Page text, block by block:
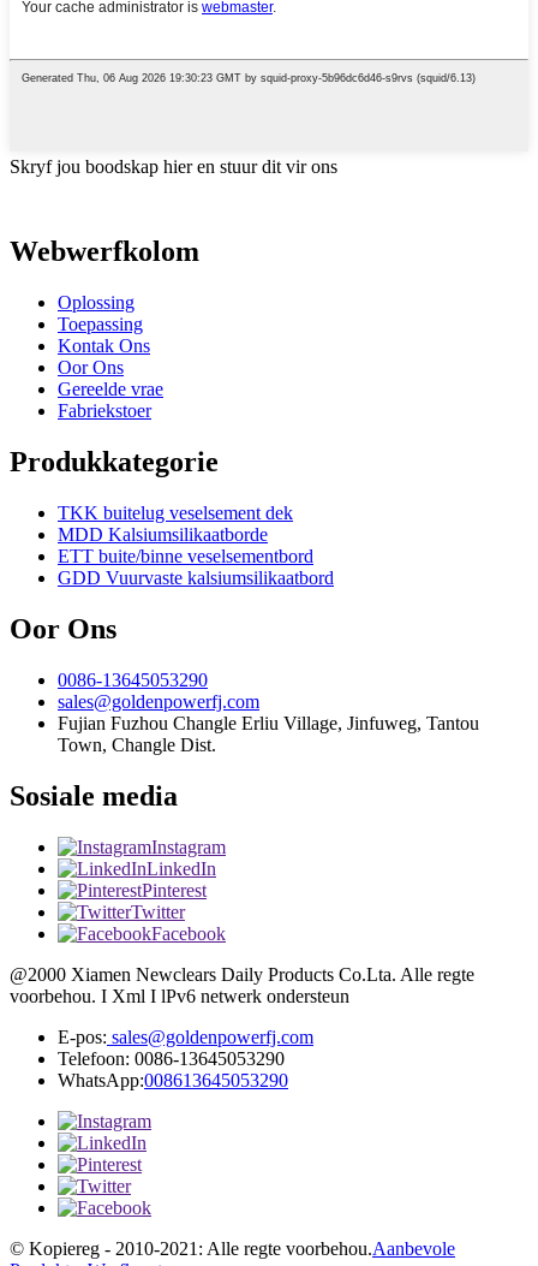
Skryf jou boodskap hier en stuur dit vir ons
Webwerfkolom
Oplossing
Toepassing
Kontak Ons
Oor Ons
Gereelde vrae
Fabriekstoer
Produkkategorie
TKK buitelug veselsement dek
MDD Kalsiumsilikaatborde
ETT buite/binne veselsementbord
GDD Vuurvaste kalsiumsilikaatbord
Oor Ons
0086-13645053290
sales@goldenpowerfj.com
Fujian Fuzhou Changle Erliu Village, Jinfuweg, Tantou
Town, Changle Dist.
Sosiale media
Instagram
LinkedIn
Pinterest
Twitter
Facebook
@2000 Xiamen Newclears Daily Products Co.Lta. Alle regte
voorbehou. I Xml I lPv6 netwerk ondersteun
E-pos: sales@goldenpowerfj.com
Telefoon: 0086-13645053290
WhatsApp:008613645053290
© Kopiereg - 2010-2021: Alle regte voorbehou.Aanbevole